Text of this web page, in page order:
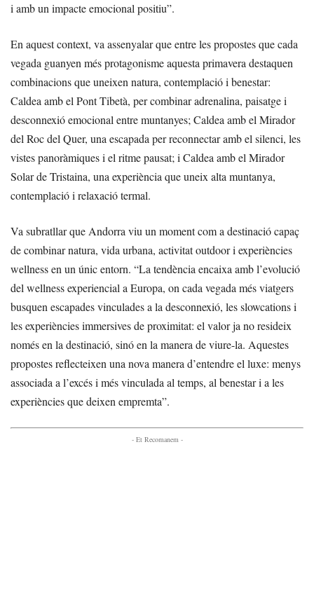
i amb un impacte emocional positiu”.
En aquest context, va assenyalar que entre les propostes que cada
vegada guanyen més protagonisme aquesta primavera destaquen
combinacions que uneixen natura, contemplació i benestar:
Caldea amb el Pont Tibetà, per combinar adrenalina, paisatge i
desconnexió emocional entre muntanyes; Caldea amb el Mirador
del Roc del Quer, una escapada per reconnectar amb el silenci, les
vistes panoràmiques i el ritme pausat; i Caldea amb el Mirador
Solar de Tristaina, una experiència que uneix alta muntanya,
contemplació i relaxació termal.
Va subratllar que Andorra viu un moment com a destinació capaç
de combinar natura, vida urbana, activitat outdoor i experiències
wellness en un únic entorn. “La tendència encaixa amb l’evolució
del wellness experiencial a Europa, on cada vegada més viatgers
busquen escapades vinculades a la desconnexió, les slowcations i
les experiències immersives de proximitat: el valor ja no resideix
només en la destinació, sinó en la manera de viure-la. Aquestes
propostes reflecteixen una nova manera d’entendre el luxe: menys
associada a l’excés i més vinculada al temps, al benestar i a les
experiències que deixen empremta”.
- Et Recomanem -